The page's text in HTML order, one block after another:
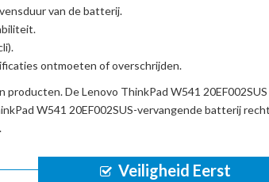
van de batterij.
ontmoeten of overschrijden.
producten. DeLenovo ThinkPad W541
W541 20EF002SUS-vervangende batterij
Veiligheid Eerst